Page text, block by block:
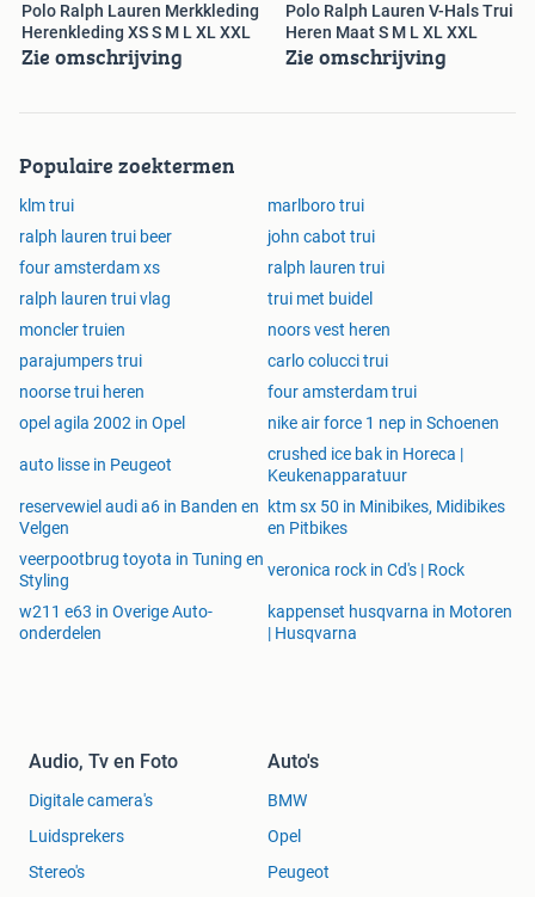
Polo Ralph Lauren Merkkleding
Herenkleding XS S M L XL XXL
Zie omschrijving
Polo Ralph Lauren V-Hals Trui
Heren Maat S M L XL XXL
Zie omschrijving
Populaire zoektermen
klm trui
marlboro trui
ralph lauren trui beer
john cabot trui
four amsterdam xs
ralph lauren trui
ralph lauren trui vlag
trui met buidel
moncler truien
noors vest heren
parajumpers trui
carlo colucci trui
noorse trui heren
four amsterdam trui
opel agila 2002 in Opel
nike air force 1 nep in Schoenen
auto lisse in Peugeot
crushed ice bak in Horeca |
Keukenapparatuur
reservewiel audi a6 in Banden en
Velgen
ktm sx 50 in Minibikes, Midibikes
en Pitbikes
veerpootbrug toyota in Tuning en
Styling
veronica rock in Cd's | Rock
w211 e63 in Overige Auto-
onderdelen
kappenset husqvarna in Motoren
| Husqvarna
Audio, Tv en Foto
Digitale camera's
Luidsprekers
Stereo's
Auto's
BMW
Opel
Peugeot